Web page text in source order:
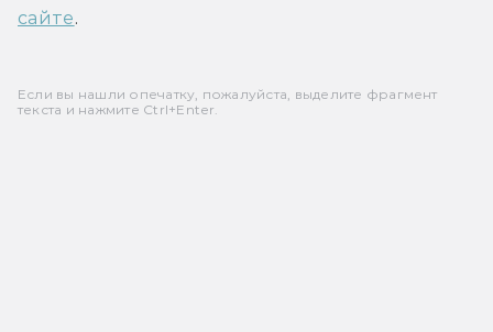
сайте.
Если вы нашли опечатку, пожалуйста, выделите фрагмент
текста и нажмите Ctrl+Enter.